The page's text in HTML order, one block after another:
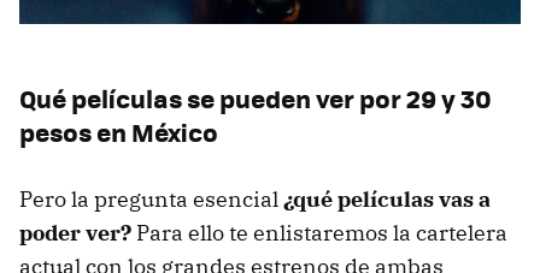
Qué películas se pueden ver por 29 y 30
pesos en México
Pero la pregunta esencial¿qué películas vas a
poder ver? Para ello te enlistaremos la cartelera
actual con los grandes estrenos de ambas